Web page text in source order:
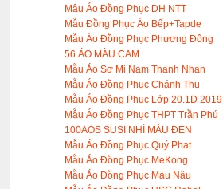
Mâu Áo Đồng Phục DH NTT
Mẫu Đồng Phục Áo Bếp+Tapde
Mẫu Áo Đồng Phục Phương Đông
56 ÁO MÀU CAM
Mẫu Áo Sơ Mi Nam Thanh Nhan
Mẫu Áo Đồng Phục Chánh Thu
Mẫu Áo Đồng Phục Lớp 20.1D 2019
Mẫu Áo Đồng Phục THPT Trần Phú
100AOS SUSI NHÍ MÀU ĐEN
Mẫu Áo Đồng Phục Quý Phat
Mẫu Áo Đồng Phục MeKong
Mẫu Áo Đồng Phục Màu Nâu